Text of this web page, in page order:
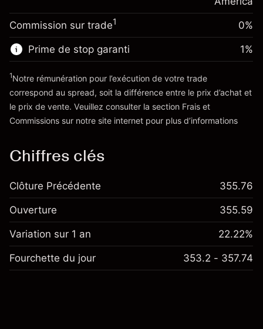
Valeur nominale avec effet de levier
position
(-$0.13)
Taille de la position avec effet de levier
~$20,000.00
Valeur nominale avec effet de levier
Vers la plateforme
Commission sur trade1 0%
Prime de stop garanti
'Tarifs et Frais
1%
1Notre rémunération pour l’exécution de votre trade
correspond au spread, soit la différence entre le prix d’achat et
le prix de vente. Veuillez consulter la section Frais et
Commissions sur notre site internet pour plus d’informations
Chiffres clés
Clôture Précédente 355.76
Ouverture 355.59
Variation sur 1 an 22.22%
Fourchette du jour 353.2 - 357.74